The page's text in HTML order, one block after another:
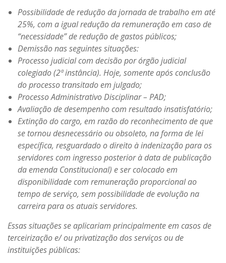
Possibilidade de redução da jornada de trabalho em até
25%, com a igual redução da remuneração em caso de
“necessidade” de redução de gastos públicos;
Demissão nas seguintes situações:
Processo judicial com decisão por órgão judicial
colegiado (2ª instância). Hoje, somente após conclusão
do processo transitado em julgado;
Processo Administrativo Disciplinar – PAD;
Avaliação de desempenho com resultado insatisfatório;
Extinção do cargo, em razão do reconhecimento de que
se tornou desnecessário ou obsoleto, na forma de lei
específica, resguardado o direito à indenização para os
servidores com ingresso posterior à data de publicação
da emenda Constitucional) e ser colocado em
disponibilidade com remuneração proporcional ao
tempo de serviço, sem possibilidade de evolução na
carreira para os atuais servidores.
Essas situações se aplicariam principalmente em casos de
terceirização e/ ou privatização dos serviços ou de
instituições públicas: